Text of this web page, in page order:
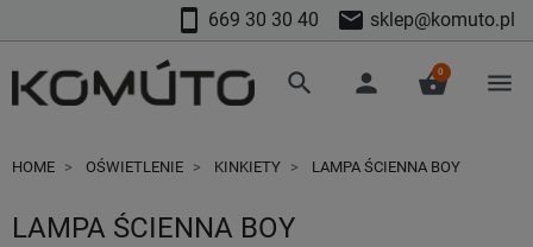
smartphone 669 30 30 40 mail sklep@komuto.pl
search person shopping_basket
0 menu
HOME OŚWIETLENIE KINKIETY LAMPA ŚCIENNA BOY
LAMPA ŚCIENNA BOY